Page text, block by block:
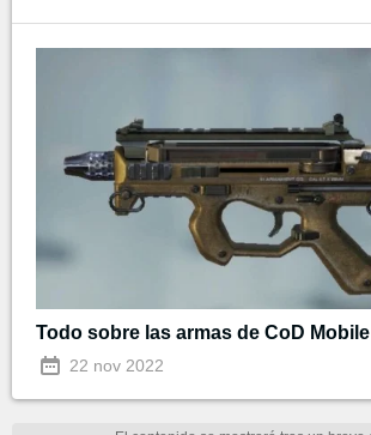
Todo sobre las armas de CoD Mobile
22 nov 2022